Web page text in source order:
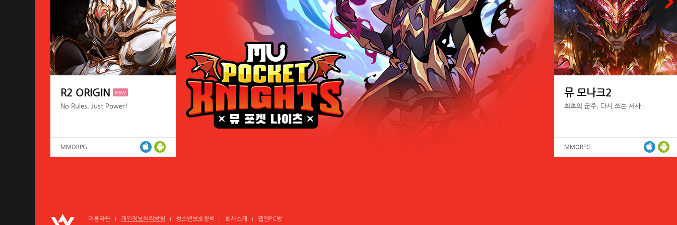
R2 ORIGIN NEW
No Rules, Just Power!
MMORPG
뮤 모나크2
최초의 군주, 다시 쓰는 서사
MMORPG
이용약관 개인정보처리방침 청소년보호정책 회사소개 웹젠PC방